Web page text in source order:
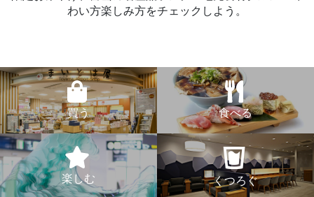
わい方楽しみ方をチェックしよう。
買う 食べる
楽しむ くつろぐ